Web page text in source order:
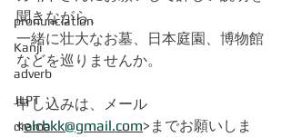
pronunciation
Kanji
adverb
JLPT
drama
聞きながら、
一緒に壮大なお墓、日本庭園、博物館
などを巡りませんか。
申し込みは、メール
<elcbkk@gmail.com>までお願いしま